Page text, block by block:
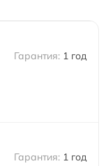
1 год
1 год